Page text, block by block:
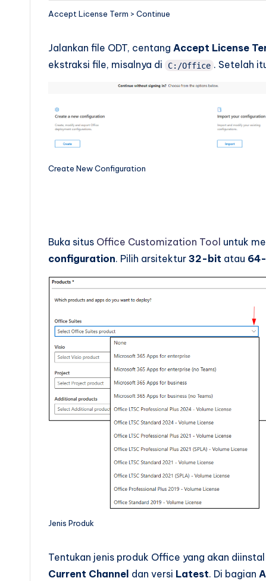
Accept License Term > Continue
Jalankan file ODT, centang Accept License
ekstraksi file, misalnya di
C:/Office . Setelah
Create New Configuration
Buka situs Office Customization Tool untuk
configuration. Pilih arsitektur 32-bit atau
Jenis Produk
Tentukan jenis produk Office yang akan
Current Channel dan versi Latest. Di bagian